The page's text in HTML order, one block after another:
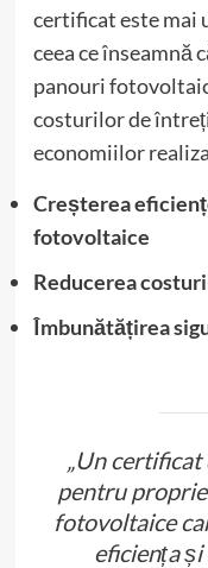
certificat este mai
ceea ce înseamnă
panouri
costurilor de
economiilor
Creșterea
fotovoltaice
Reducerea
Îmbunătățirea
„Un certificat
pentru
fotovoltaice
eficiența și